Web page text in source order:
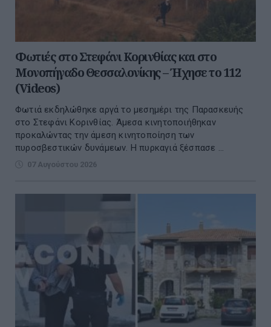
Φωτιές στο Στεφάνι Κορινθίας και στο
Μονοπήγαδο Θεσσαλονίκης – Ήχησε το 112
(Videos)
Φωτιά εκδηλώθηκε αργά το μεσημέρι της Παρασκευής
στο Στεφάνι Κορινθίας. Άμεσα κινητοποιήθηκαν
προκαλώντας την άμεση κινητοποίηση των
πυροσβεστικών δυνάμεων. Η πυρκαγιά ξέσπασε ...
07 Αυγούστου 2026